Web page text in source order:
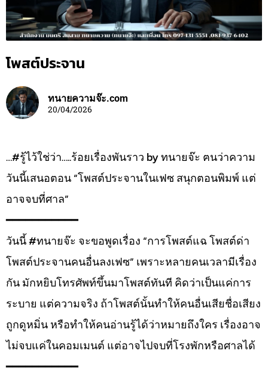
โพสต์ประจาน
ทนายความจ๊ะ.com
20/04/2026
…#รู้ไว้ใช่ว่า…..ร้อยเรื่องพันราว by ทนายจ๊ะ ฅนว่าความ
วันนี้เสนอตอน “โพสต์ประจานในเฟซ สนุกตอนพิมพ์ แต่
อาจจบที่ศาล”
━━━━━━━━━━━
วันนี้ #ทนายจ๊ะ จะขอพูดเรื่อง “การโพสต์แฉ โพสต์ด่า
โพสต์ประจานคนอื่นลงเฟซ” เพราะหลายคนเวลามีเรื่อง
กัน มักหยิบโทรศัพท์ขึ้นมาโพสต์ทันที คิดว่าเป็นแค่การ
ระบาย แต่ความจริง ถ้าโพสต์นั้นทำให้คนอื่นเสียชื่อเสียง
ถูกดูหมิ่น หรือทำให้คนอ่านรู้ได้ว่าหมายถึงใคร เรื่องอาจ
ไม่จบแค่ในคอมเมนต์ แต่อาจไปจบที่โรงพักหรือศาลได้
━━━━━━━━━━━